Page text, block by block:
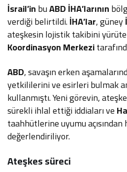
İsrail’inbuABD İHA’larının
verdiği belirtildi.İHA’lar, güney
ateşkesin lojistik takibini
Koordinasyon Merkezi
ABD, savaşın erken
yetkililerini ve esirleri bulmak
kullanmıştı. Yeni görevin,
sürekli ihlal ettiği iddiaları ve
taahhütlerine uyumu açısından
değerlendiriliyor.
Ateşkes süreci